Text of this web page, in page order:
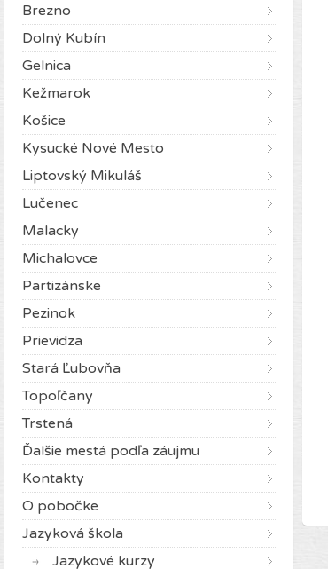
Brezno
Dolný Kubín
Gelnica
Kežmarok
Košice
Kysucké Nové Mesto
Liptovský Mikuláš
Lučenec
Malacky
Michalovce
Partizánske
Pezinok
Prievidza
Stará Ľubovňa
Topoľčany
Trstená
Ďalšie mestá podľa záujmu
Kontakty
O pobočke
Jazyková škola
Jazykové kurzy